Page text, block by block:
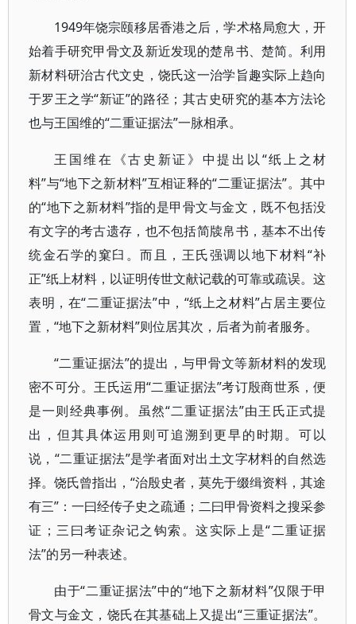
1949年饶宗颐移居香港之后，学术格局愈大，开
始着手研究甲骨文及新近发现的楚帛书、楚简。利用
新材料研治古代文史，饶氏这一治学旨趣实际上趋向
于罗王之学“新证”的路径；其古史研究的基本方法论
也与王国维的“二重证据法”一脉相承。
王国维在《古史新证》中提出以“纸上之材
料”与“地下之新材料”互相证释的“二重证据法”。其中
的“地下之新材料”指的是甲骨文与金文，既不包括没
有文字的考古遗存，也不包括简牍帛书，基本不出传
统金石学的窠臼。而且，王氏强调以地下材料“补
正”纸上材料，以证明传世文献记载的可靠或疏误。这
表明，在“二重证据法”中，“纸上之材料”占居主要位
置，“地下之新材料”则位居其次，后者为前者服务。
“二重证据法”的提出，与甲骨文等新材料的发现
密不可分。王氏运用“二重证据法”考订殷商世系，便
是一则经典事例。虽然“二重证据法”由王氏正式提
出，但其具体运用则可追溯到更早的时期。可以
说，“二重证据法”是学者面对出土文字材料的自然选
择。饶氏曾指出，“治殷史者，莫先于缀缉资料，其途
有三”：一曰经传子史之疏通；二曰甲骨资料之搜采参
证；三曰考证杂记之钩索。这实际上是“二重证据
法”的另一种表述。
由于“二重证据法”中的“地下之新材料”仅限于甲
骨文与金文，饶氏在其基础上又提出“三重证据法”。